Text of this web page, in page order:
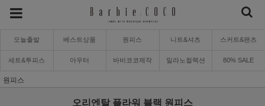
오늘출발 베스트상품 원피스 니트&셔츠 스커트&팬츠
세트&투피스 아우터 바비코코제작 밀라노컬렉션 80% SALE
원피스
오리엔탈 플라워 블랙 원피스